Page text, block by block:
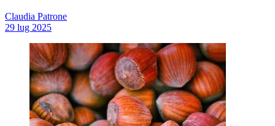
Claudia Patrone
29 lug 2025